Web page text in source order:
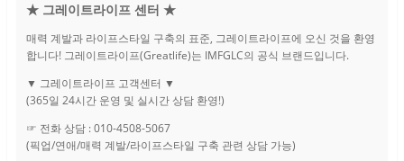
★ 그레이트라이프 센터 ★
매력 계발과 라이프스타일 구축의 표준, 그레이트라이프에 오신 것을 환영
합니다! 그레이트라이프(Greatlife)는 IMFGLC의 공식 브랜드입니다.
▼ 그레이트라이프 고객센터 ▼
(365일 24시간 운영 및 실시간 상담 환영!)
☞ 전화 상담 : 010-4508-5067
(픽업/연애/매력 계발/라이프스타일 구축 관련 상담 가능)